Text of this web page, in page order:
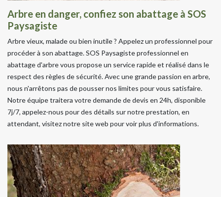
Arbre en danger, confiez son abattage à SOS
Paysagiste
Arbre vieux, malade ou bien inutile ? Appelez un professionnel pour
procéder à son abattage. SOS Paysagiste professionnel en
abattage d'arbre vous propose un service rapide et réalisé dans le
respect des règles de sécurité. Avec une grande passion en arbre,
nous n'arrêtons pas de pousser nos limites pour vous satisfaire.
Notre équipe traitera votre demande de devis en 24h, disponible
7j/7, appelez-nous pour des détails sur notre prestation, en
attendant, visitez notre site web pour voir plus d'informations.